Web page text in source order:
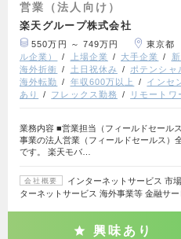
営業（法人向け）
楽天グループ株式会社
550万円 ～ 749万円 東京都
ル企業）
上場企業 大手企業
海外折衝
土日祝休み ポテンシャ
海外転勤
年収600万以上 インセ
あり
フレックス勤務 リモートワ
業務内容 ■営業担当（フィールドセール
事業の法人営業（フィールドセールス）
です。 楽天モバ…
会社概要
インターネットサービス 市
ターネットサービス 海外事業等 金融サ
興味あり